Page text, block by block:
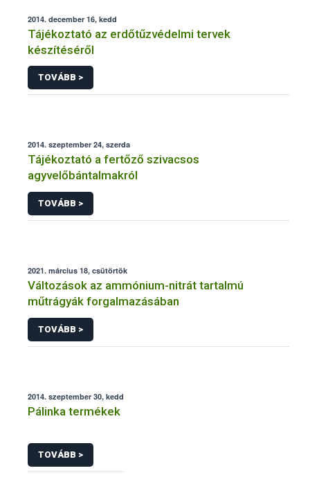
2014. december 16, kedd
Tájékoztató az erdőtűzvédelmi tervek
készítéséről
TOVÁBB >
2014. szeptember 24, szerda
Tájékoztató a fertőző szivacsos
agyvelőbántalmakról
TOVÁBB >
2021. március 18, csütörtök
Változások az ammónium-nitrát tartalmú
műtrágyák forgalmazásában
TOVÁBB >
2014. szeptember 30, kedd
Pálinka termékek
TOVÁBB >